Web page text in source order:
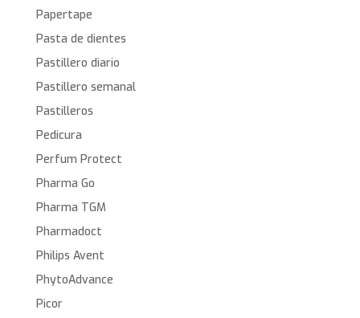
Papertape
Pasta de dientes
Pastillero diario
Pastillero semanal
Pastilleros
Pedicura
Perfum Protect
Pharma Go
Pharma TGM
Pharmadoct
Philips Avent
PhytoAdvance
Picor